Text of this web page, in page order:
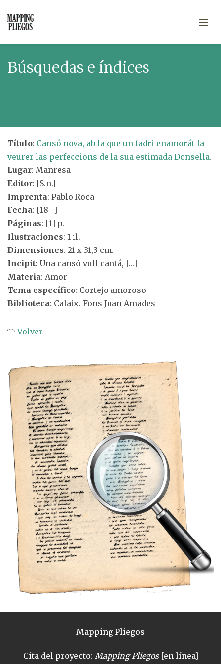
Búsquedas e índices
Título: Cansó nova, ab la que un fadri enamorát fa
veurer las perfeccions de la sua estimada Donsella.
Lugar: Manresa
Editor: [S.n.]
Imprenta: Pablo Roca
Fecha: [18--]
Páginas: [1] p.
Ilustraciones: 1 il.
Dimensiones: 21 x 31,3 cm.
Incipit: Una cansó vull cantá, […]
Materia: Amor
Tema específico: Cortejo amoroso
Biblioteca: Calaix. Fons Joan Amades
Volver
Mapping Pliegos
Cita del proyecto: Mapping Pliegos[en línea]